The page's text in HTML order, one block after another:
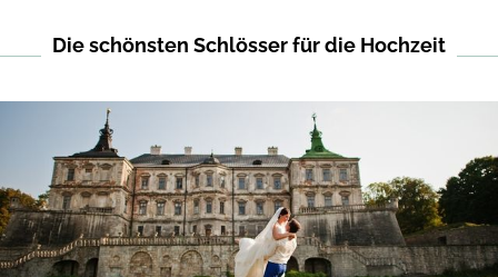
Die schönsten Schlösser für die Hochzeit